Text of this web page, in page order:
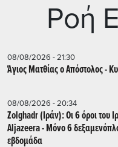
Ρoή
08/08/2026 - 21:30
Άγιος Ματθίας ο Απόστολος -
08/08/2026 - 20:34
Zolghadr (Ιράν): Οι 6 όροι του
Aljazeera - Mόνο 6
εβδομάδα